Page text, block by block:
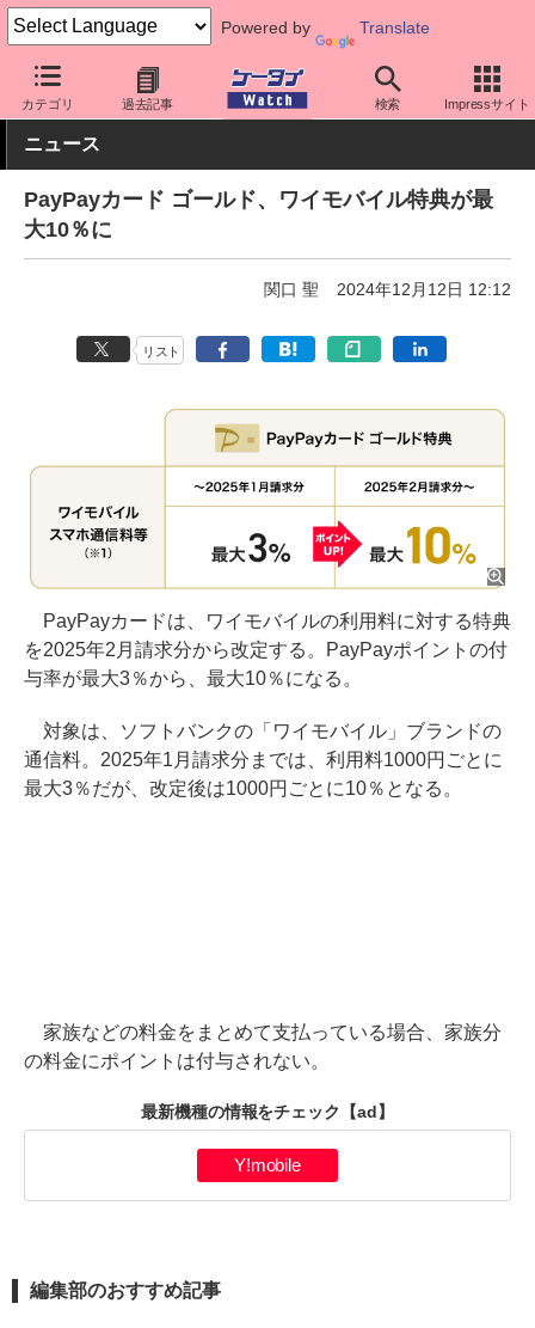
Powered by Translate
カテゴリ 過去記事 検索 Impressサイト
ケータイ Watch キャリア ワイモバイル 料金プラン・割引
ニュース
PayPayカード ゴールド、ワイモバイル特典が最
大10％に
関口 聖 2024年12月12日 12:12
リスト
PayPayカードは、ワイモバイルの利用料に対する特典
を2025年2月請求分から改定する。PayPayポイントの付
与率が最大3％から、最大10％になる。
対象は、ソフトバンクの「ワイモバイル」ブランドの
通信料。2025年1月請求分までは、利用料1000円ごとに
最大3％だが、改定後は1000円ごとに10％となる。
家族などの料金をまとめて支払っている場合、家族分
の料金にポイントは付与されない。
最新機種の情報をチェック 【ad】
Y!mobile
編集部のおすすめ記事